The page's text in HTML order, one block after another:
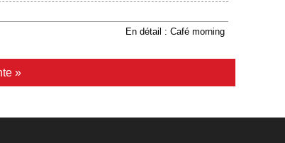
En détail : Café morning
»